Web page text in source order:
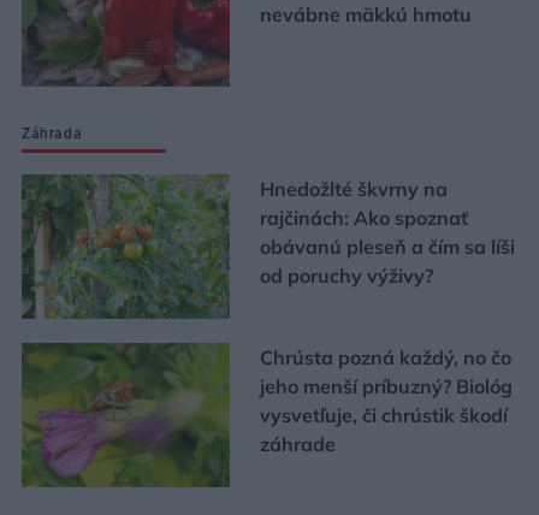
nevábne mäkkú hmotu
Záhrada
Hnedožlté škvrny na
rajčinách: Ako spoznať
obávanú pleseň a čím sa líši
od poruchy výživy?
Chrústa pozná každý, no čo
jeho menší príbuzný? Biológ
vysvetľuje, či chrústik škodí
záhrade